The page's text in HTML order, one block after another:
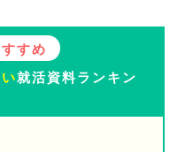
すめ
就活資料ランキン